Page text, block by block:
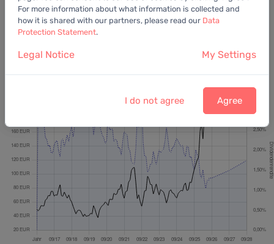
Empfohlen: EV/EBITDA
Aurubis AG 173,70 EUR vom7.8.2026
For more information about what information is collected and
how it is shared with our partners, please read our Data
Protection Statement.
Legal Notice My Settings
I do not agree Agree